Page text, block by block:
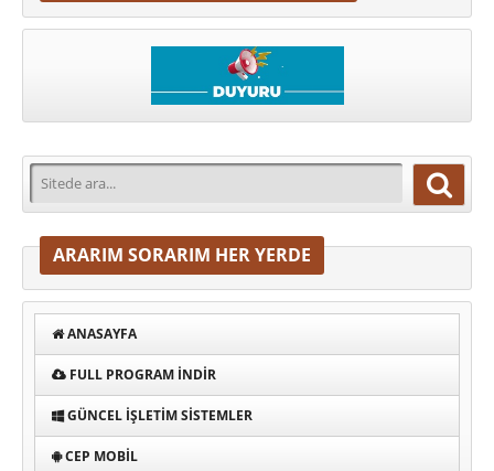
ARARIM SORARIM HER YERDE
ANASAYFA
FULL PROGRAM INDIR
GÜNCEL İŞLETIM SISTEMLER
CEP MOBIL